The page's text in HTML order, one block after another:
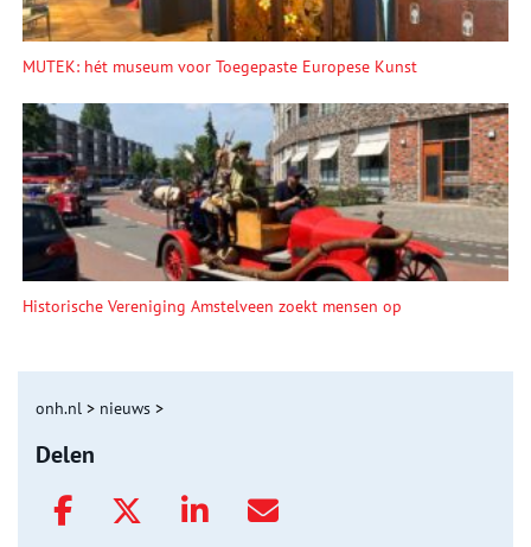
MUTEK: hét museum voor Toegepaste Europese Kunst
Historische Vereniging Amstelveen zoekt mensen op
onh.nl > nieuws >
Delen